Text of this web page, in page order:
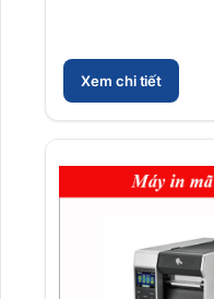
Xem chi tiết